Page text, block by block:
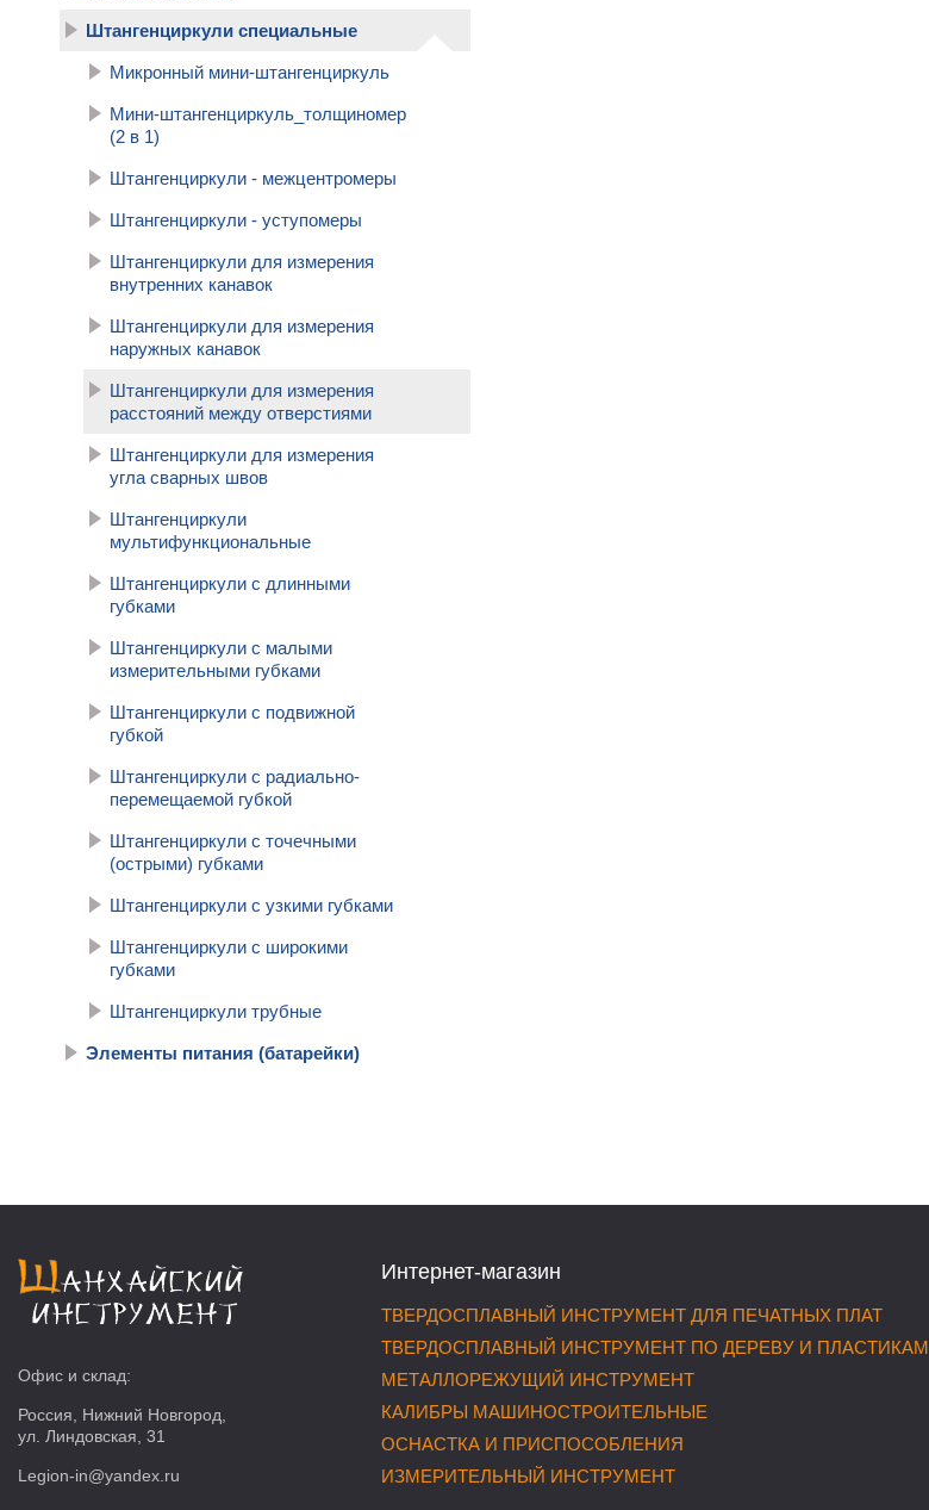
Штангенциркули специальные
Микронный мини-штангенциркуль
Мини-штангенциркуль_толщиномер
(2 в 1)
Штангенциркули - межцентромеры
Штангенциркули - уступомеры
Штангенциркули для измерения
внутренних канавок
Штангенциркули для измерения
наружных канавок
Штангенциркули для измерения
расстояний между отверстиями
Штангенциркули для измерения
угла сварных швов
Штангенциркули
мультифункциональные
Штангенциркули с длинными
губками
Штангенциркули с малыми
измерительными губками
Штангенциркули с подвижной
губкой
Штангенциркули с радиально-
перемещаемой губкой
Штангенциркули с точечными
(острыми) губками
Штангенциркули с узкими губками
Штангенциркули с широкими
губками
Штангенциркули трубные
Элементы питания (батарейки)
Офис и склад:
Россия, Нижний Новгород,
ул. Линдовская, 31
Legion-in@yandex.ru
Интернет-магазин
ТВЕРДОСПЛАВНЫЙ ИНСТРУМЕНТ ДЛЯ ПЕЧАТНЫХ ПЛАТ
ТВЕРДОСПЛАВНЫЙ ИНСТРУМЕНТ ПО ДЕРЕВУ И ПЛАСТИКАМ
МЕТАЛЛОРЕЖУЩИЙ ИНСТРУМЕНТ
КАЛИБРЫ МАШИНОСТРОИТЕЛЬНЫЕ
ОСНАСТКА И ПРИСПОСОБЛЕНИЯ
ИЗМЕРИТЕЛЬНЫЙ ИНСТРУМЕНТ